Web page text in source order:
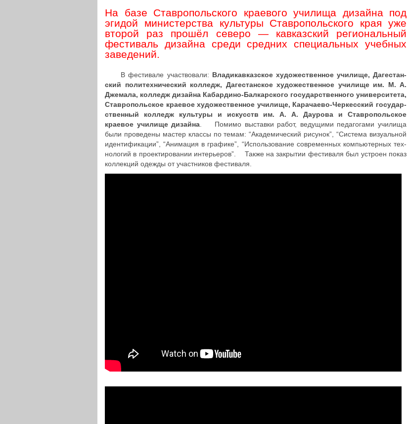
На базе Ставропольского краевого училища дизайна под
эгидой министерства культуры Ставропольского края уже
второй раз прошёл северо — кавказский региональный
фестиваль дизайна среди средних специальных учебных
заведений.
В фести­ва­ле участ­во­ва­ли: Вла­ди­кав­каз­ское худо­же­ствен­ное училище, Даге­стан­
ский поли­тех­ни­че­ский колледж, Даге­стан­ское худо­же­ствен­ное училище им. М. А.
Джемала, колледж дизайна Кабар­ди­но-Бал­кар­ско­го госу­дар­ствен­но­го уни­вер­си­те­та,
Став­ро­поль­ское краевое худо­же­ствен­ное училище, Кара­чае­во-Чер­кес­ский госу­дар­
ствен­ный колледж куль­ту­ры и искусств им. А. А. Даурова и Став­ро­поль­ское
краевое училище дизайна. Помимо выстав­ки работ, веду­щи­ми педа­го­га­ми училища
были про­ве­де­ны мастер классы по темам: “Ака­де­ми­че­ский рисунок”, “Система визу­аль­ной
иден­ти­фи­ка­ции”, “Ани­ма­ция в графике”, “Исполь­зо­ва­ние совре­мен­ных ком­пью­тер­ных тех­
но­ло­гий в про­ек­ти­ро­ва­нии инте­рье­ров”. Также на закры­тии фести­ва­ля был устроен показ
кол­лек­ций одежды от участ­ни­ков фестиваля.